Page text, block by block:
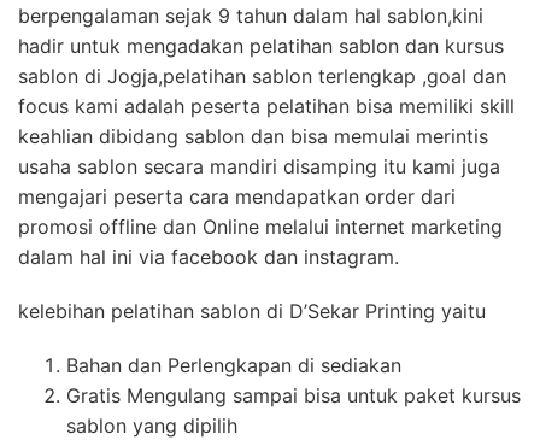
berpengalaman sejak 9 tahun dalam hal sablon,kini
hadir untuk mengadakan pelatihan sablon dan kursus
sablon di Jogja,pelatihan sablon terlengkap ,goal dan
focus kami adalah peserta pelatihan bisa memiliki skill
keahlian dibidang sablon dan bisa memulai merintis
usaha sablon secara mandiri disamping itu kami juga
mengajari peserta cara mendapatkan order dari
promosi offline dan Online melalui internet marketing
dalam hal ini via facebook dan instagram.
kelebihan pelatihan sablon di D’Sekar Printing yaitu
Bahan dan Perlengkapan di sediakan
Gratis Mengulang sampai bisa untuk paket kursus
sablon yang dipilih